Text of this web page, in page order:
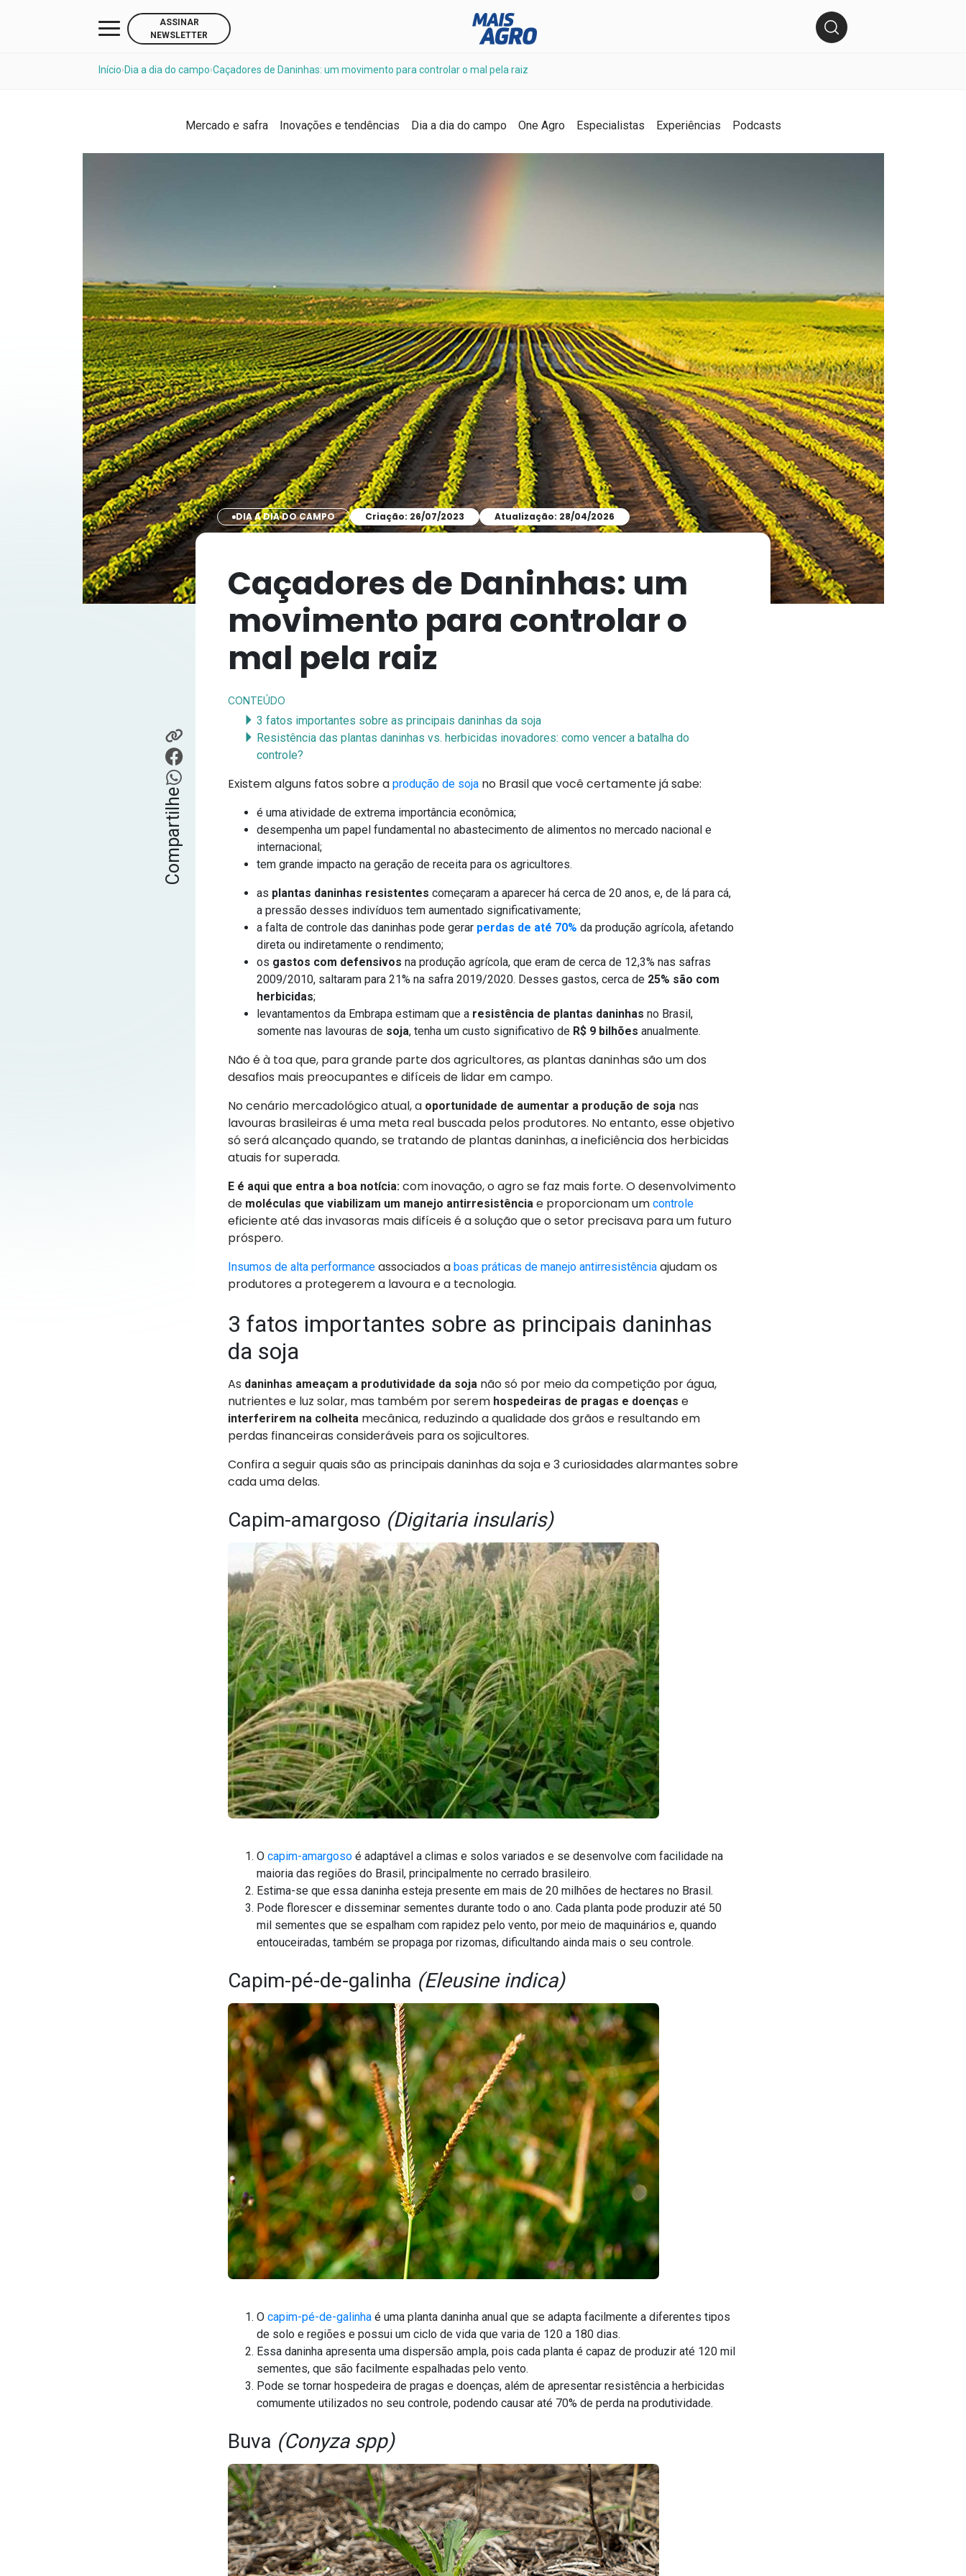
ASSINAR
NEWSLETTER
Início› Dia a dia do campo›Caçadores de Daninhas: um movimento para controlar o mal pela raiz
Mercado e safra Inovações e tendências Dia a dia do campo One Agro Especialistas Experiências Podcasts
DIA A DIA DO CAMPO Criação: 26/07/2023 Atualização: 28/04/2026
Compartilhe
Caçadores de Daninhas: um
movimento para controlar o
mal pela raiz
CONTEÚDO
3 fatos importantes sobre as principais daninhas da soja
Resistência das plantas daninhas vs. herbicidas inovadores: como vencer a batalha do
controle?
Existem alguns fatos sobre a produção de sojano Brasil que você certamente já sabe:
é uma atividade de extrema importância econômica;
desempenha um papel fundamental no abastecimento de alimentos no mercado nacional e
internacional;
tem grande impacto na geração de receita para os agricultores.
as plantas daninhas resistentes começaram a aparecer há cerca de 20 anos, e, de lá para cá,
a pressão desses indivíduos tem aumentado significativamente;
a falta de controle das daninhas pode gerar perdas de até 70% da produção agrícola, afetando
direta ou indiretamente o rendimento;
os gastos com defensivos na produção agrícola, que eram de cerca de 12,3% nas safras
2009/2010, saltaram para 21% na safra 2019/2020. Desses gastos, cerca de 25% são com
herbicidas;
levantamentos da Embrapa estimam que aresistência de plantas daninhas no Brasil,
somente nas lavouras de soja, tenha um custo significativo deR$ 9 bilhões anualmente.
Não é à toa que, para grande parte dos agricultores, as plantas daninhas são um dos
desafios mais preocupantes e difíceis de lidar em campo.
No cenário mercadológico atual, a oportunidade de aumentar a produção de soja nas
lavouras brasileiras é uma meta real buscada pelos produtores. No entanto, esse objetivo
só será alcançado quando, se tratando de plantas daninhas, a ineficiência dos herbicidas
atuais for superada.
E é aqui que entra a boa notícia: com inovação, o agro se faz mais forte. O desenvolvimento
de moléculas que viabilizam um manejo antirresistência e proporcionam um controle
eficiente até das invasoras mais difíceis é a solução que o setor precisava para um futuro
próspero.
Insumos de alta performanceassociados a boas práticas de manejo antirresistênciaajudam os
produtores a protegerem a lavoura e a tecnologia.
3 fatos importantes sobre as principais daninhas
da soja
As daninhas ameaçam a produtividade da soja não só por meio da competição por água,
nutrientes e luz solar, mas também por serem hospedeiras de pragas e doenças e
interferirem na colheitamecânica, reduzindo a qualidade dos grãos e resultando em
perdas financeiras consideráveis para os sojicultores.
Confira a seguir quais são as principais daninhas da soja e 3 curiosidades alarmantes sobre
cada uma delas.
Capim-amargoso (Digitaria insularis)
O capim-amargosoé adaptável a climas e solos variados e se desenvolve com facilidade na
maioria das regiões do Brasil, principalmente no cerrado brasileiro.
Estima-se que essa daninha esteja presente em mais de 20 milhões de hectares no Brasil.
Pode florescer e disseminar sementes durante todo o ano. Cada planta pode produzir até 50
mil sementes que se espalham com rapidez pelo vento, por meio de maquinários e, quando
entouceiradas, também se propaga por rizomas, dificultando ainda mais o seu controle.
Capim-pé-de-galinha (Eleusine indica)
O capim-pé-de-galinhaé uma planta daninha anual que se adapta facilmente a diferentes tipos
de solo e regiões e possui um ciclo de vida que varia de 120 a 180 dias.
Essa daninha apresenta uma dispersão ampla, pois cada planta é capaz de produzir até 120 mil
sementes, que são facilmente espalhadas pelo vento.
Pode se tornar hospedeira de pragas e doenças, além de apresentar resistência a herbicidas
comumente utilizados no seu controle, podendo causar até 70% de perda na produtividade.
Buva (Conyza spp)